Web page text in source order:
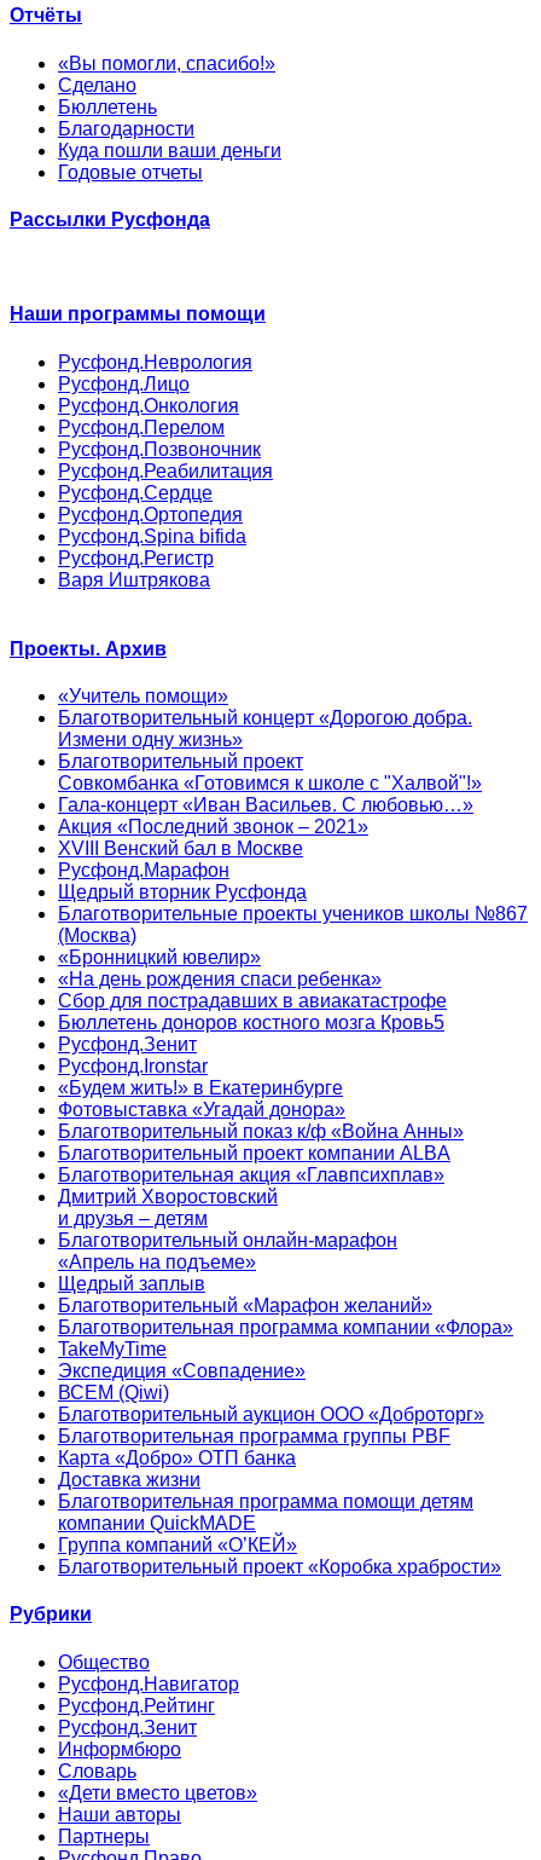
Отчёты
«Вы помогли, спасибо!»
Сделано
Бюллетень
Благодарности
Куда пошли ваши деньги
Годовые отчеты
Рассылки Русфонда
Наши программы помощи
Русфонд.Неврология
Русфонд.Лицо
Русфонд.Онкология
Русфонд.Перелом
Русфонд.Позвоночник
Русфонд.Реабилитация
Русфонд.Сердце
Русфонд.Ортопедия
Русфонд.Spina bifida
Русфонд.Регистр
Варя Иштрякова
Проекты. Архив
«Учитель помощи»
Благотворительный концерт «Дорогою добра.
Измени одну жизнь»
Благотворительный проект
Совкомбанка «Готовимся к школе с "Халвой"!»
Гала-концерт «Иван Васильев. С любовью…»
Акция «Последний звонок – 2021»
XVIII Венский бал в Москве
Русфонд.Марафон
Щедрый вторник Русфонда
Благотворительные проекты учеников школы №867
(Москва)
«Бронницкий ювелир»
«На день рождения спаси ребенка»
Сбор для пострадавших в авиакатастрофе
Бюллетень доноров костного мозга Кровь5
Русфонд.Зенит
Русфонд.Ironstar
«Будем жить!» в Екатеринбурге
Фотовыставка «Угадай донора»
Благотворительный показ к/ф «Война Анны»
Благотворительный проект компании ALBA
Благотворительная акция «Главпсихплав»
Дмитрий Хворостовский
и друзья – детям
Благотворительный онлайн‑марафон
«Апрель на подъеме»
Щедрый заплыв
Благотворительный «Марафон желаний»
Благотворительная программа компании «Флора»
TakeMyTime
Экспедиция «Совпадение»
ВСЕМ (Qiwi)
Благотворительный аукцион ООО «Доброторг»
Благотворительная программа группы PBF
Карта «Добро» ОТП банка
Доставка жизни
Благотворительная программа помощи детям
компании QuickMADE
Группа компаний «О’КЕЙ»
Благотворительный проект «Коробка храбрости»
Рубрики
Общество
Русфонд.Навигатор
Русфонд.Рейтинг
Русфонд.Зенит
Информбюро
Словарь
«Дети вместо цветов»
Наши авторы
Партнеры